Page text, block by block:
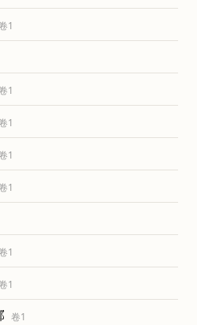
1
1
1
1
1
1
1
卷1